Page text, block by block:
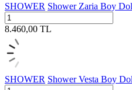
SHOWER Shower Zaria Boy
8.460,00 TL
SHOWER Shower Vesta Boy